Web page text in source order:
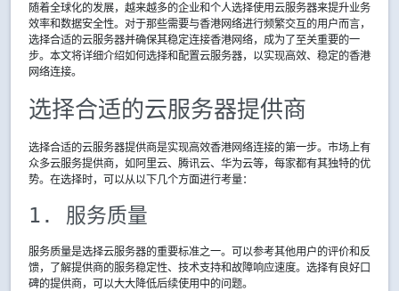
随着全球化的发展，越来越多的企业和个人选择使用云服务器来提升业务
效率和数据安全性。对于那些需要与香港网络进行频繁交互的用户而言，
选择合适的云服务器并确保其稳定连接香港网络，成为了至关重要的一
步。本文将详细介绍如何选择和配置云服务器，以实现高效、稳定的香港
网络连接。
选择合适的云服务器提供商
选择合适的云服务器提供商是实现高效香港网络连接的第一步。市场上有
众多云服务提供商，如阿里云、腾讯云、华为云等，每家都有其独特的优
势。在选择时，可以从以下几个方面进行考量：
1. 服务质量
服务质量是选择云服务器的重要标准之一。可以参考其他用户的评价和反
馈，了解提供商的服务稳定性、技术支持和故障响应速度。选择有良好口
碑的提供商，可以大大降低后续使用中的问题。